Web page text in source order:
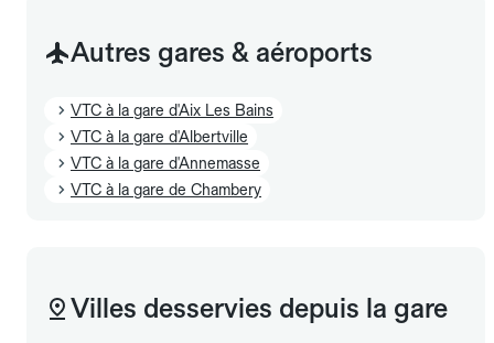
Autres gares & aéroports
VTC à la gare d'Aix Les Bains
VTC à la gare d'Albertville
VTC à la gare d'Annemasse
VTC à la gare de Chambery
Villes desservies depuis la gare